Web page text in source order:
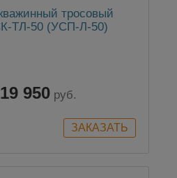
тросовый
ТЛ-50 (УСП-Л-50)
19 950 руб.